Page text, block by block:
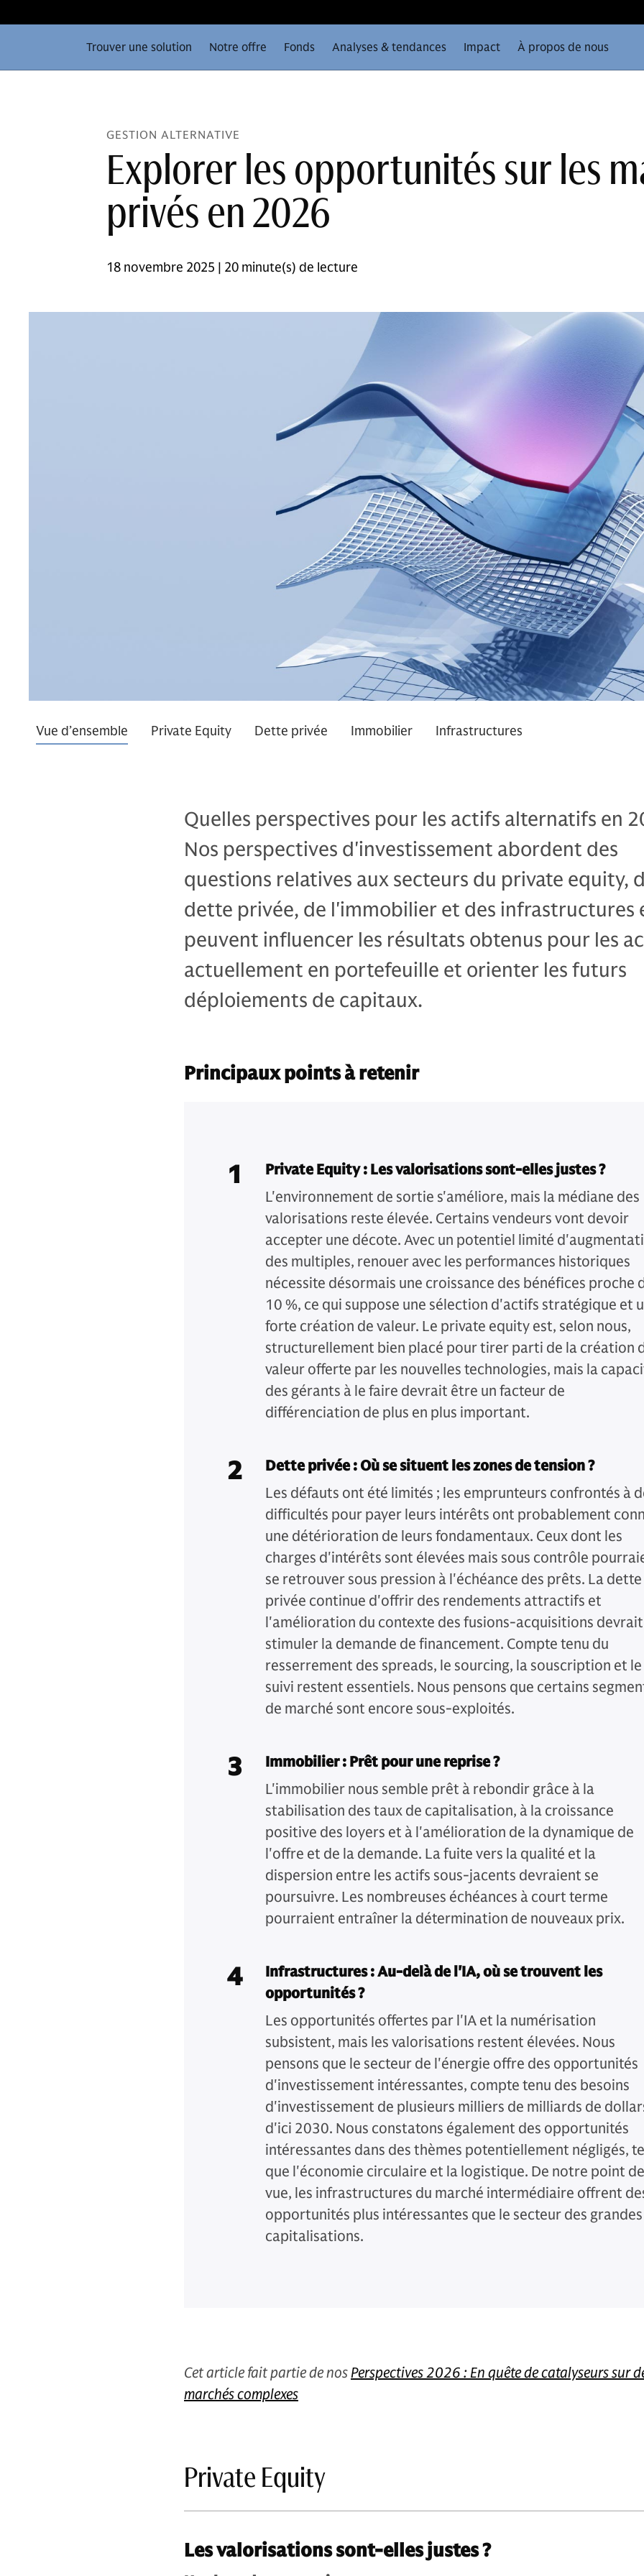
Trouver une solution Notre offre Fonds Analyses & tendances Impact À propos de nous
GESTION ALTERNATIVE
Explorer les opportunités sur les
privés en 2026
18 novembre 2025 | 20 minute(s) de lecture
Vue d’ensemble Private Equity Dette privée Immobilier Infrastructures
Quelles perspectives pour les actifs alternatifs en
Nos perspectives d'investissement abordent des
questions relatives aux secteurs du private equity,
dette privée, de l'immobilier et des infrastructures
peuvent influencer les résultats obtenus pour les
actuellement en portefeuille et orienter les futurs
déploiements de capitaux.
Principaux points à retenir
1
Private Equity : Les valorisations sont-elles justes ?
L'environnement de sortie s'améliore, mais la médiane des
valorisations reste élevée. Certains vendeurs vont devoir
accepter une décote. Avec un potentiel limité
des multiples, renouer avec les performances historiques
nécessite désormais une croissance des bénéfices proche
10 %, ce qui suppose une sélection d'actifs stratégique et
forte création de valeur. Le private equity est, selon nous,
structurellement bien placé pour tirer parti de la création
valeur offerte par les nouvelles technologies, mais la
des gérants à le faire devrait être un facteur de
différenciation de plus en plus important.
2
Dette privée : Où se situent les zones de tension ?
Les défauts ont été limités ; les emprunteurs confrontés à
difficultés pour payer leurs intérêts ont probablement
une détérioration de leurs fondamentaux. Ceux dont les
charges d'intérêts sont élevées mais sous contrôle
se retrouver sous pression à l'échéance des prêts. La dette
privée continue d'offrir des rendements attractifs et
l'amélioration du contexte des fusions-acquisitions devrait
stimuler la demande de financement. Compte tenu du
resserrement des spreads, le sourcing, la souscription et le
suivi restent essentiels. Nous pensons que certains
de marché sont encore sous-exploités.
3
Immobilier : Prêt pour une reprise ?
L'immobilier nous semble prêt à rebondir grâce à la
stabilisation des taux de capitalisation, à la croissance
positive des loyers et à l'amélioration de la dynamique de
l'offre et de la demande. La fuite vers la qualité et la
dispersion entre les actifs sous-jacents devraient se
poursuivre. Les nombreuses échéances à court terme
pourraient entraîner la détermination de nouveaux prix.
4
Infrastructures : Au-delà de l'IA, où se trouvent les
opportunités ?
Les opportunités offertes par l'IA et la numérisation
subsistent, mais les valorisations restent élevées. Nous
pensons que le secteur de l'énergie offre des opportunités
d'investissement intéressantes, compte tenu des besoins
d'investissement de plusieurs milliers de milliards de
d'ici 2030. Nous constatons également des opportunités
intéressantes dans des thèmes potentiellement négligés,
que l'économie circulaire et la logistique. De notre point de
vue, les infrastructures du marché intermédiaire offrent
opportunités plus intéressantes que le secteur des grandes
capitalisations.
Cet article fait partie de nosPerspectives 2026 : En quête de catalyseurs sur
marchés complexes
Private Equity
Les valorisations sont-elles justes ?